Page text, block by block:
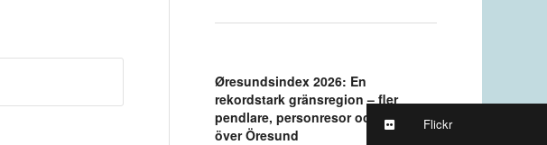
Øresundsindex 2026: En
rekordstark gränsregion – fler
pendlare, personresor och företag
över Öresund
Flickr